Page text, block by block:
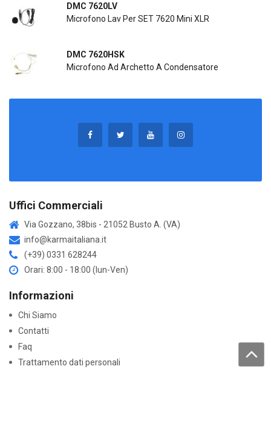
DMC 7620LV
Microfono Lav Per SET 7620 Mini XLR
DMC 7620HSK
Microfono Ad Archetto A Condensatore
Uffici Commerciali
Via Gozzano, 38bis - 21052 Busto A. (VA)
info@karmaitaliana.it
(+39) 0331 628244
Orari: 8:00 - 18:00 (lun-Ven)
Informazioni
Chi Siamo
Contatti
Faq
Trattamento dati personali